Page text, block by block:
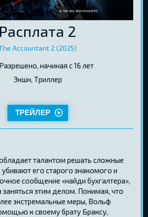
Расплата 2
Accountant 2 (2025)
Разрешено, начиная с 16 лет
Экшн, Tриллер
ТРЕЙЛЕР
талантом решать сложные
его старого знакомого и
сообщение «найди бухгалтера»,
этим делом. Понимая, что
экстремальные меры, Вольф
к своему брату Браксу,